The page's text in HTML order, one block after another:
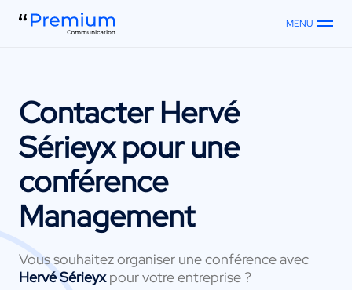
MENU
ContacterHervé
Sérieyxpour une
conférence
Management
Vous souhaitez organiser une conférence avec
Hervé Sérieyxpour votre entreprise ?